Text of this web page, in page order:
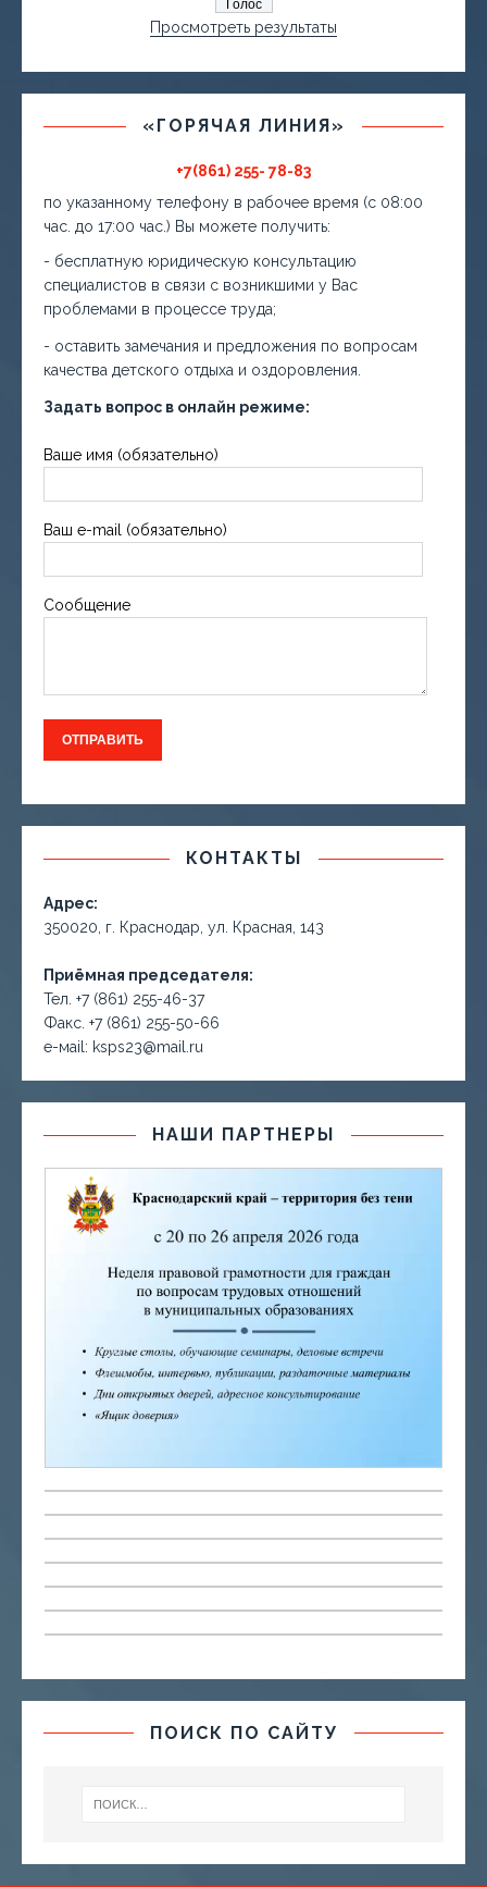
Просмотреть результаты
«ГОРЯЧАЯ ЛИНИЯ»
+7(861) 255- 78-83
по указанному телефону в рабочее время (с 08:00
час. до 17:00 час.) Вы можете получить:
- бесплатную юридическую консультацию
специалистов в связи с возникшими у Вас
проблемами в процессе труда;
- оставить замечания и предложения по вопросам
качества детского отдыха и оздоровления.
Задать вопрос в онлайн режиме:
Ваше имя (обязательно)
Ваш e-mail (обязательно)
Сообщение
КОНТАКТЫ
Адрес:
350020, г. Краснодар, ул. Красная, 143
Приёмная председателя:
Тел. +7 (861) 255-46-37
Факс. +7 (861) 255-50-66
е-маil: ksps23@mail.ru
НАШИ ПАРТНЕРЫ
ПОИСК ПО САЙТУ